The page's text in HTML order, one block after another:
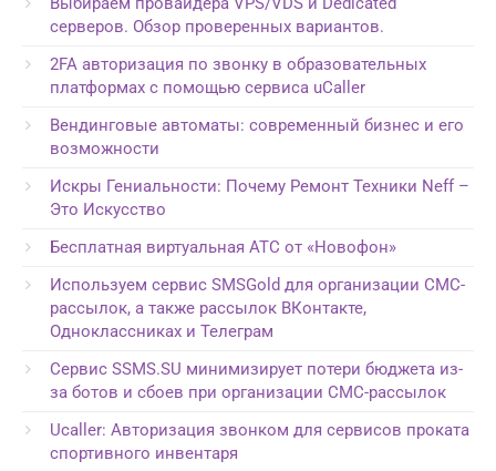
серверов. Обзор проверенных вариантов.
2FA авторизация по звонку в образовательных
платформах с помощью сервиса uCaller
Вендинговые автоматы: современный бизнес и его
возможности
Искры Гениальности: Почему Ремонт Техники Neff –
Это Искусство
Бесплатная виртуальная АТС от «Новофон»
Используем сервис SMSGold для организации СМС-
рассылок, а также рассылок ВКонтакте,
Одноклассниках и Телеграм
Сервис SSMS.SU минимизирует потери бюджета из-
за ботов и сбоев при организации СМС-рассылок
Ucaller: Авторизация звонком для сервисов проката
спортивного инвентаря